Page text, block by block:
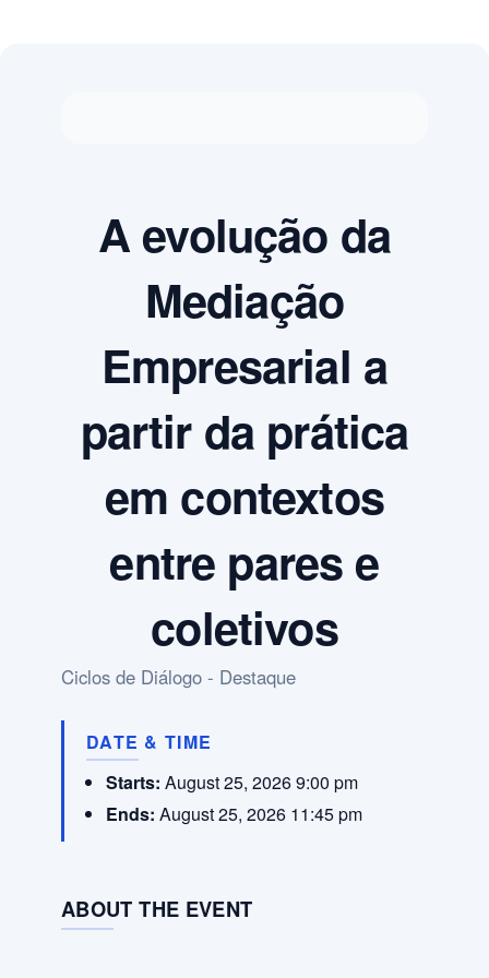
A evolução da
Mediação
Empresarial a
partir da prática
em contextos
entre pares e
coletivos
Ciclos de Diálogo - Destaque
DATE & TIME
Starts: August 25, 2026 9:00 pm
Ends: August 25, 2026 11:45 pm
ABOUT THE EVENT